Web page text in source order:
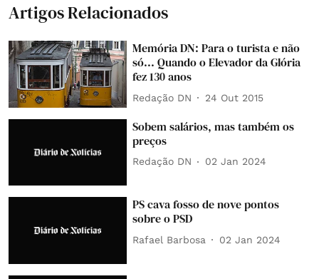
Artigos Relacionados
Memória DN: Para o turista e não
só... Quando o Elevador da Glória
fez 130 anos
Redação DN 24 Out 2015
Sobem salários, mas também os
preços
Redação DN 02 Jan 2024
PS cava fosso de nove pontos
sobre o PSD
Rafael Barbosa 02 Jan 2024